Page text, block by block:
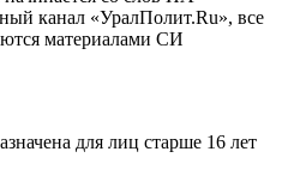
канал «УралПолит.Ru», все
материалами СИ
для лиц старше 16 лет